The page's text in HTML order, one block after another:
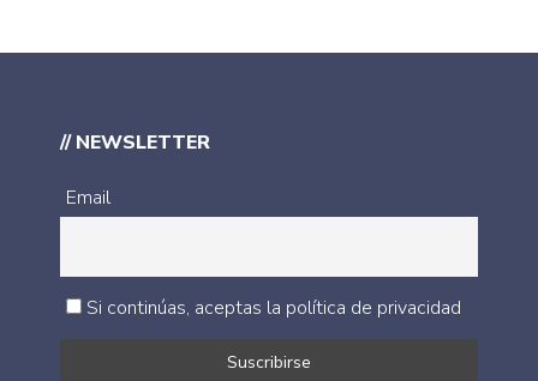
// NEWSLETTER
Email
Si continúas, aceptas la política de privacidad